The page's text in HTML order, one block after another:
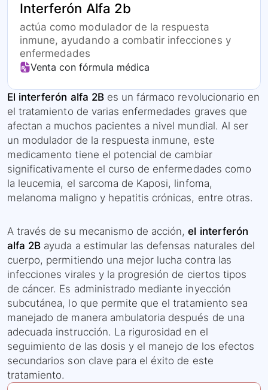
Interferón Alfa 2b
actúa como modulador de la respuesta
inmune, ayudando a combatir infecciones y
enfermedades
Venta con fórmula médica
El interferón alfa 2Bes un fármaco revolucionario en
el tratamiento de varias enfermedades graves que
afectan a muchos pacientes a nivel mundial. Al ser
un modulador de la respuesta inmune, este
medicamento tiene el potencial de cambiar
significativamente el curso de enfermedades como
la leucemia, el sarcoma de Kaposi, linfoma,
melanoma maligno y hepatitis crónicas, entre otras.
A través de su mecanismo de acción,el interferón
alfa 2B ayuda a estimular las defensas naturales del
cuerpo, permitiendo una mejor lucha contra las
infecciones virales y la progresión de ciertos tipos
de cáncer. Es administrado mediante inyección
subcutánea, lo que permite que el tratamiento sea
manejado de manera ambulatoria después de una
adecuada instrucción. La rigurosidad en el
seguimiento de las dosis y el manejo de los efectos
secundarios son clave para el éxito de este
tratamiento.